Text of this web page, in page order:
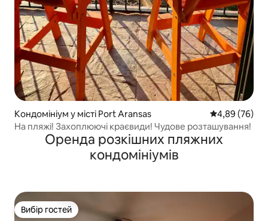
Кондомініум у місті Port Aransas Середня
4,89 (76)
На пляжі! Захоплюючі краєвиди! Чудове розташування!
Оренда розкішних пляжних
кондомініумів
Вибір гостей
Вибір гостей